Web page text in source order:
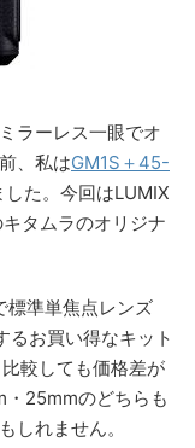
ラーレス一眼でオ
、私はGM1S＋45-
た。今回はLUMIX
タムラのオリジナ
標準単焦点レンズ
るお買い得なキット
較しても価格差が
25mmのどちらも
しれません。